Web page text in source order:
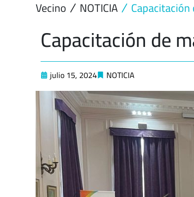
Vecino NOTICIA
Capacitación de
julio 15, 2024 NOTICIA